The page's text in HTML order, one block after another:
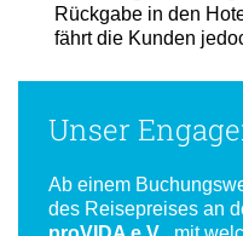
Rückgabe in den
fährt die Kunden
Unser
Ab einem
des Reisepreises an